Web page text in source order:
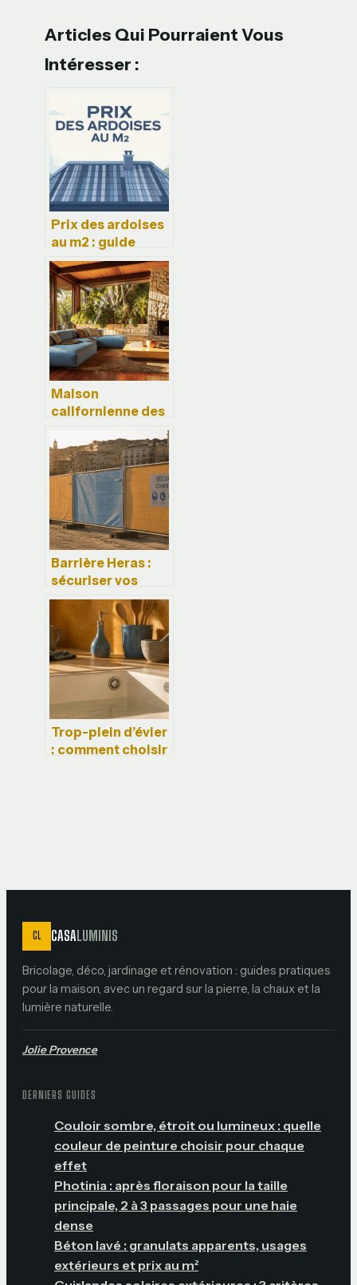
Articles Qui Pourraient Vous
Intéresser :
Prix des ardoises
au m2 : guide
complet pour
estimer votre
budget toiture
Maison
californienne des
audace
architecturale et
confort de vie
contemporain
Barrière Heras :
sécuriser vos
chantiers et
événements sans
sacrifier la
mobilité
Trop-plein d’évier
: comment choisir
CL CASALUMINIS
Bricolage, déco, jardinage et rénovation : guides pratiques
pour la maison, avec un regard sur la pierre, la chaux et la
lumière naturelle.
Jolie Provence
DERNIERS GUIDES
Couloir sombre, étroit ou lumineux : quelle
couleur de peinture choisir pour chaque
effet
Photinia : après floraison pour la taille
principale, 2 à 3 passages pour une haie
dense
Béton lavé : granulats apparents, usages
extérieurs et prix au m²